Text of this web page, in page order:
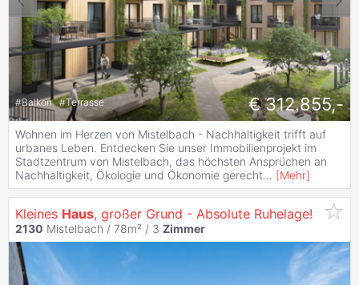
#Balkon #Terrasse € 312.855,-
Wohnen im Herzen von Mistelbach - Nachhaltigkeit trifft auf
urbanes Leben. Entdecken Sie unser Immobilienprojekt im
Stadtzentrum von Mistelbach, das höchsten Ansprüchen an
Nachhaltigkeit, Ökologie und Ökonomie gerecht... [Mehr]
Kleines Haus, großer Grund - Absolute Ruhelage!
2130 Mistelbach / 78m² / 3 Zimmer